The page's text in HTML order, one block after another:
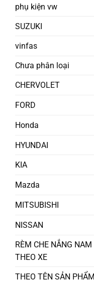
phụ kiện vw
SUZUKI
vinfas
Chưa phân loại
CHERVOLET
FORD
Honda
HYUNDAI
KIA
Mazda
MITSUBISHI
NISSAN
RÈM CHE NẮNG
THEO XE
THEO TÊN SẢN PHẨM